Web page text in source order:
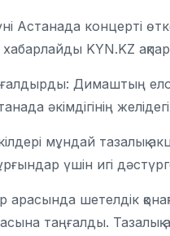
Астанада концерті
KYN.KZ
Димаштың
әкімдігінің
мұндай тазалық
үшін игі
арасында шетелдік
таңғалды.